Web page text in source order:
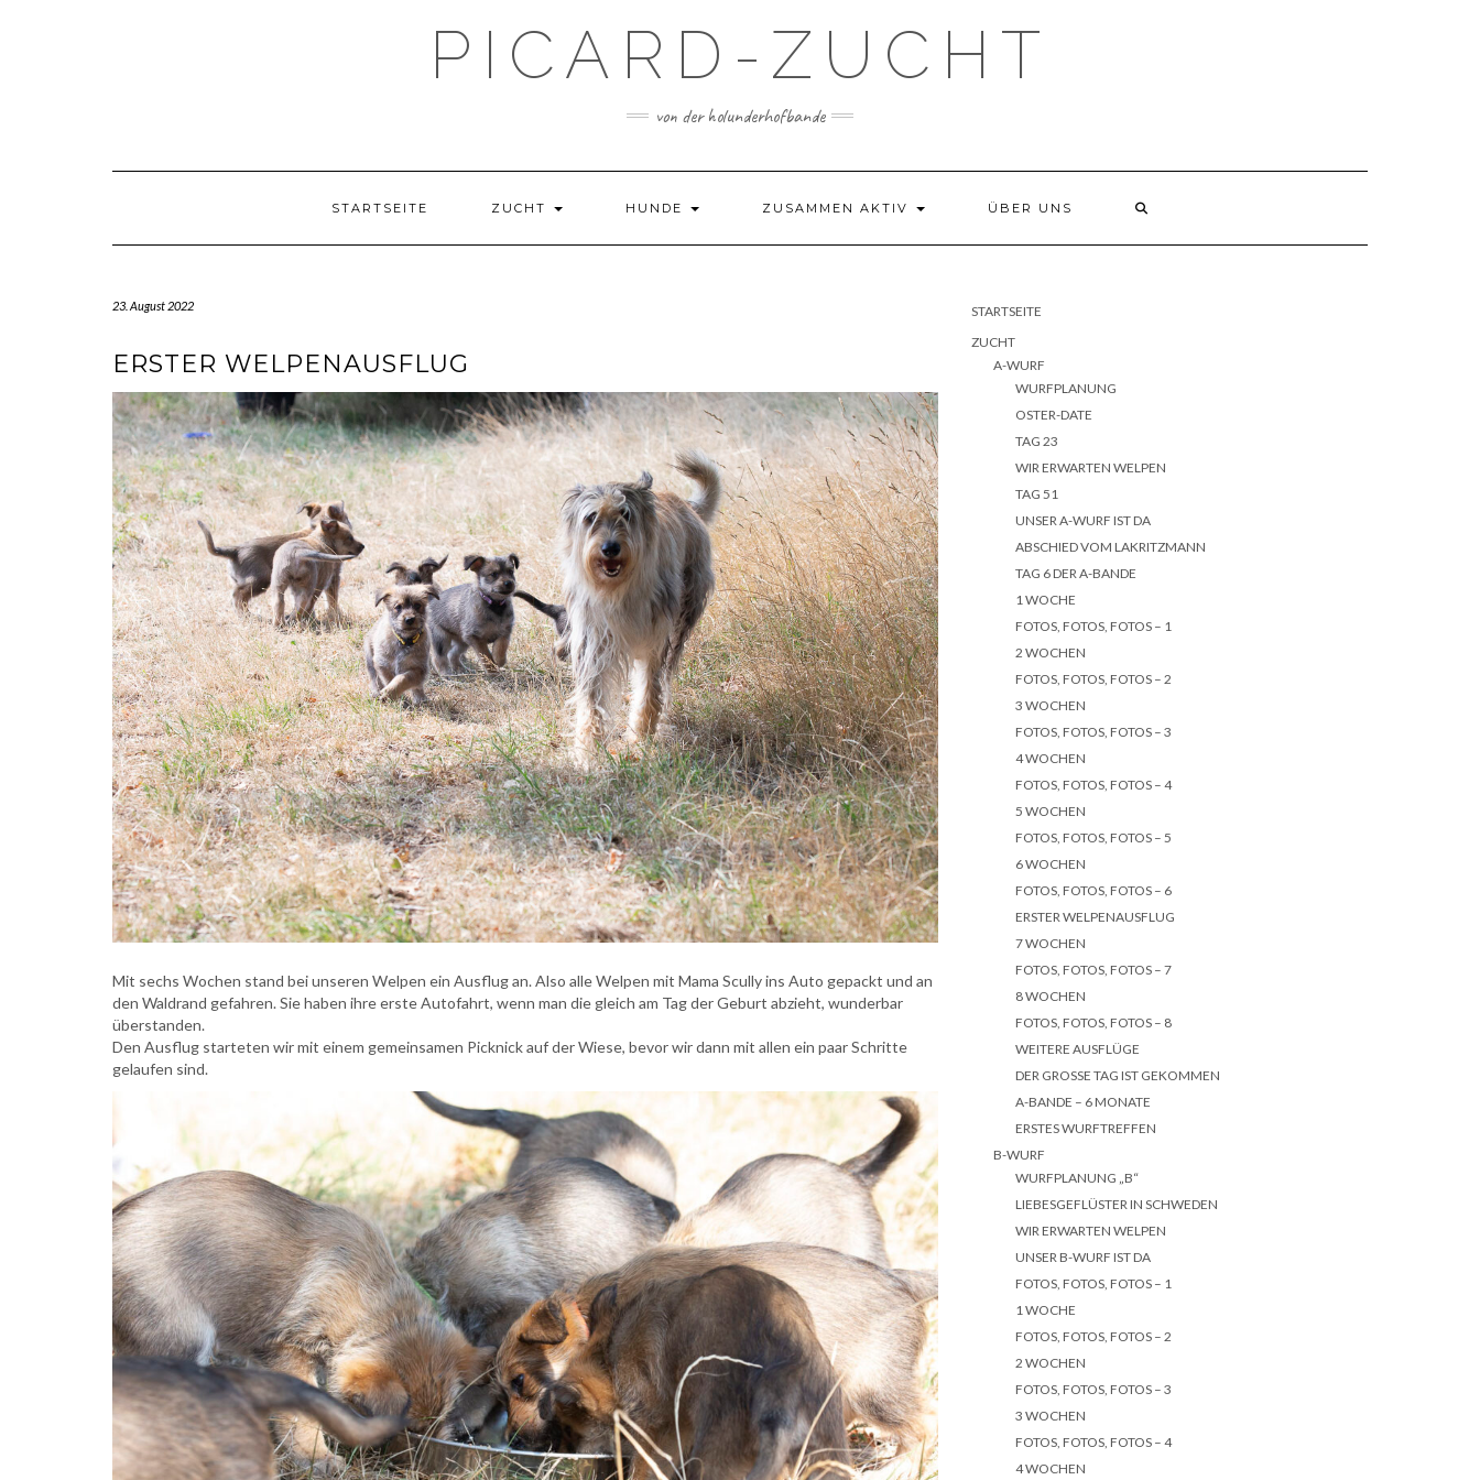
PICARD-ZUCHT
von der holunderhofbande
STARTSEITE ZUCHT HUNDE ZUSAMMEN AKTIV ÜBER UNS
23. August 2022
ERSTER WELPENAUSFLUG
Mit sechs Wochen stand bei unseren Welpen ein Ausflug an. Also alle Welpen mit Mama Scully ins Auto gepackt und an
den Waldrand gefahren. Sie haben ihre erste Autofahrt, wenn man die gleich am Tag der Geburt abzieht, wunderbar
überstanden.
Den Ausflug starteten wir mit einem gemeinsamen Picknick auf der Wiese, bevor wir dann mit allen ein paar Schritte
gelaufen sind.
STARTSEITE
ZUCHT
A-WURF
WURFPLANUNG
OSTER-DATE
TAG 23
WIR ERWARTEN WELPEN
TAG 51
UNSER A-WURF IST DA
ABSCHIED VOM LAKRITZMANN
TAG 6 DER A-BANDE
1 WOCHE
FOTOS, FOTOS, FOTOS – 1
2 WOCHEN
FOTOS, FOTOS, FOTOS – 2
3 WOCHEN
FOTOS, FOTOS, FOTOS – 3
4 WOCHEN
FOTOS, FOTOS, FOTOS – 4
5 WOCHEN
FOTOS, FOTOS, FOTOS – 5
6 WOCHEN
FOTOS, FOTOS, FOTOS – 6
ERSTER WELPENAUSFLUG
7 WOCHEN
FOTOS, FOTOS, FOTOS – 7
8 WOCHEN
FOTOS, FOTOS, FOTOS – 8
WEITERE AUSFLÜGE
DER GROSSE TAG IST GEKOMMEN
A-BANDE – 6 MONATE
ERSTES WURFTREFFEN
B-WURF
WURFPLANUNG „B“
LIEBESGEFLÜSTER IN SCHWEDEN
WIR ERWARTEN WELPEN
UNSER B-WURF IST DA
FOTOS, FOTOS, FOTOS – 1
1 WOCHE
FOTOS, FOTOS, FOTOS – 2
2 WOCHEN
FOTOS, FOTOS, FOTOS – 3
3 WOCHEN
FOTOS, FOTOS, FOTOS – 4
4 WOCHEN